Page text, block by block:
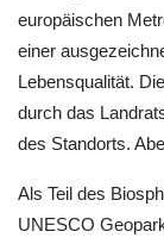
europäischen
einer
Lebensqualität.
durch das
des Standorts.
Als Teil des
UNESCO